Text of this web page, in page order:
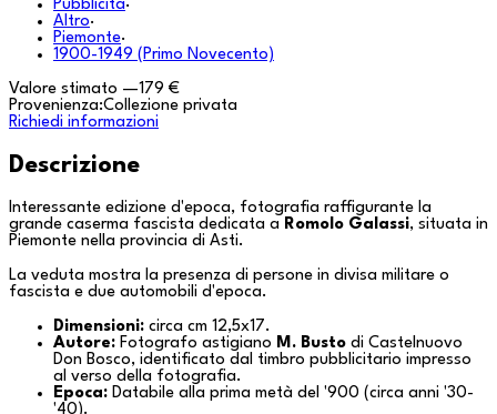
Pubblicità·
Altro·
Piemonte·
1900-1949 (Primo Novecento)
Valore stimato —179 €
Provenienza:Collezione privata
Richiedi informazioni
Descrizione
Interessante edizione d'epoca, fotografia raffigurante la
grande caserma fascista dedicata a Romolo Galassi, situata in
Piemonte nella provincia di Asti.
La veduta mostra la presenza di persone in divisa militare o
fascista e due automobili d'epoca.
Dimensioni: circa cm 12,5x17.
Autore: Fotografo astigiano M. Busto di Castelnuovo
Don Bosco, identificato dal timbro pubblicitario impresso
al verso della fotografia.
Epoca: Databile alla prima metà del '900 (circa anni '30-
'40).